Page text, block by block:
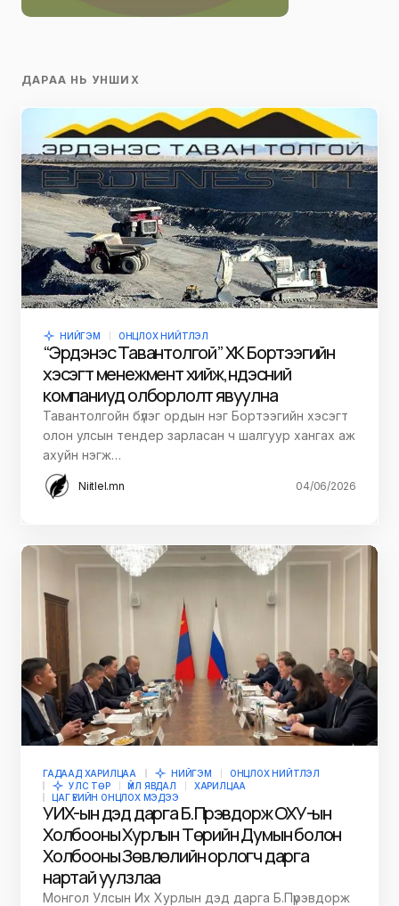
ДАРАА НЬ УНШИХ
НИЙГЭМ ОНЦЛОХ НИЙТЛЭЛ
“Эрдэнэс Тавантолгой” ХК Бортээгийн
хэсэгт менежмент хийж, үндэсний
компаниуд олборлолт явуулна
Тавантолгойн бүлэг ордын нэг Бортээгийн хэсэгт
олон улсын тендер зарласан ч шалгуур хангах аж
ахуйн нэгж…
Niitlel.mn 04/06/2026
ГАДААД ХАРИЛЦАА НИЙГЭМ
ОНЦЛОХ НИЙТЛЭЛ
УЛС ТӨР
ҮЙЛ ЯВДАЛ
ХАРИЛЦАА
ЦАГ ҮЕИЙН ОНЦЛОХ МЭДЭЭ
УИХ-ын дэд дарга Б.Пүрэвдорж ОХУ-ын
Холбооны Хурлын Төрийн Думын болон
Холбооны Зөвлөлийн орлогч дарга
нартай уулзлаа
Монгол Улсын Их Хурлын дэд дарга Б.Пүрэвдорж